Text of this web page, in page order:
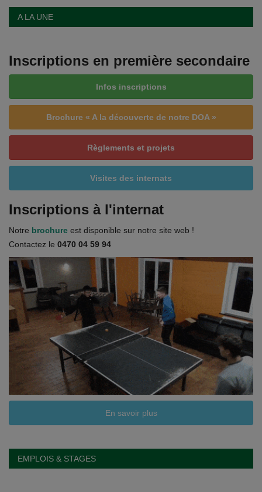
Emplois
Notre offre d'enseignement (2026)
Association des Parents
Offre d'enseignement & inscriptions
Ancien-ne-s du CES Saint-Vincent
Activation email
Internats
Documents
Services
Contacts
A LA UNE
Inscriptions en première secondaire
Infos inscriptions
Brochure « A la découverte de notre DOA »
Règlements et projets
Visites des internats
Inscriptions à l'internat
Notre brochure est disponible sur notre site web !
Contactez le 0470 04 59 94
En savoir plus
EMPLOIS & STAGES